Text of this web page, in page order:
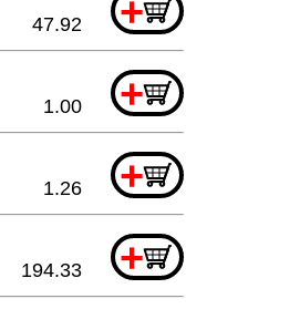
+
47.92
+
1.00
+
1.26
+
194.33